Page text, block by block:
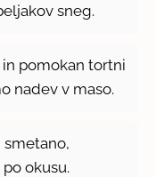
sneg.
pomokan tortni
nadev v maso.
smetano,
okusu.